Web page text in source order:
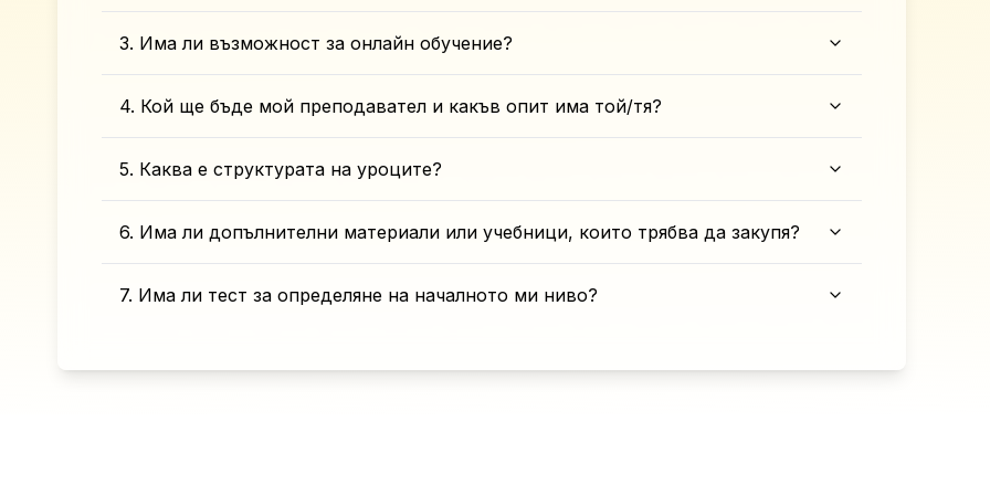
3. Има ли възможност за онлайн обучение?
4. Кой ще бъде мой преподавател и какъв опит има той/тя?
5. Каква е структурата на уроците?
6. Има ли допълнителни материали или учебници, които трябва да закупя?
7. Има ли тест за определяне на началното ми ниво?